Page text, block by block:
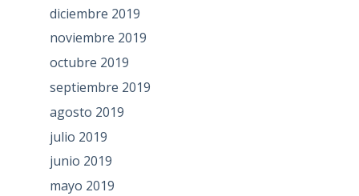
diciembre 2019
noviembre 2019
octubre 2019
septiembre 2019
agosto 2019
julio 2019
junio 2019
mayo 2019